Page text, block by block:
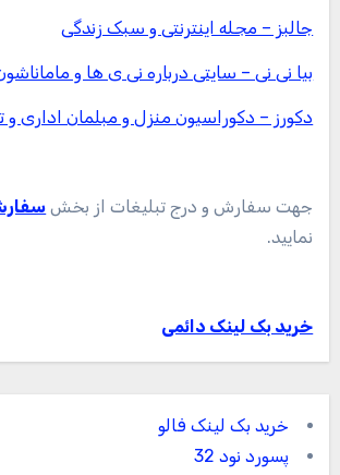
جالبز – مجله اینترنتی و سبک زندگی
بیا نی نی – سایتی درباره نی ی ها و
دکورز – دکوراسیون منزل و مبلمان اداری و
جهت سفارش و درج تبلیغات از بخش
نمایید.
خرید بک لینک دائمی
خرید بک لینک فالو
پسورد نود 32